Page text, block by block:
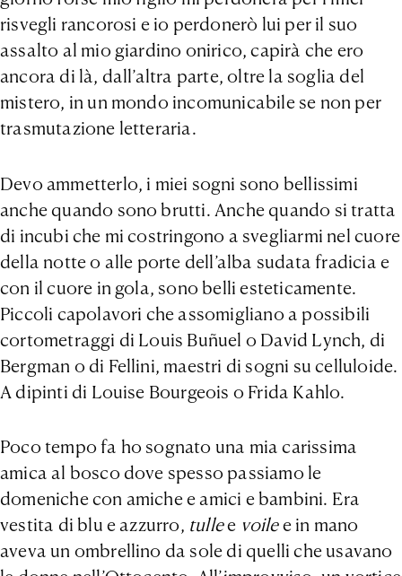
risvegli rancorosi e io perdonerò lui per il suo
assalto al mio giardino onirico, capirà che ero
ancora di là, dall’altra parte, oltre la soglia del
mistero, in un mondo incomunicabile se non per
trasmutazione letteraria.
Devo ammetterlo, i miei sogni sono bellissimi
anche quando sono brutti. Anche quando si tratta
di incubi che mi costringono a svegliarmi nel cuore
della notte o alle porte dell’alba sudata fradicia e
con il cuore in gola, sono belli esteticamente.
Piccoli capolavori che assomigliano a possibili
cortometraggi di Louis Buñuel o David Lynch, di
Bergman o di Fellini, maestri di sogni su celluloide.
A dipinti di Louise Bourgeois o Frida Kahlo.
Poco tempo fa ho sognato una mia carissima
amica al bosco dove spesso passiamo le
domeniche con amiche e amici e bambini. Era
vestita di blu e azzurro, tullee voilee in mano
aveva un ombrellino da sole di quelli che usavano